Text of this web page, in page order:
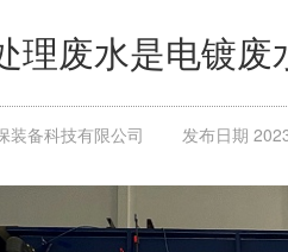
理废水是电镀
装备科技有限公司 发布日期